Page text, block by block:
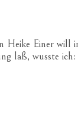
Einer will
laß, wusste